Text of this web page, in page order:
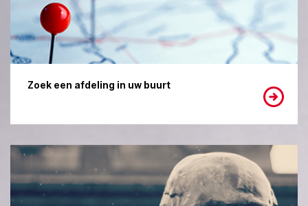
Zoek een afdeling in uw buurt